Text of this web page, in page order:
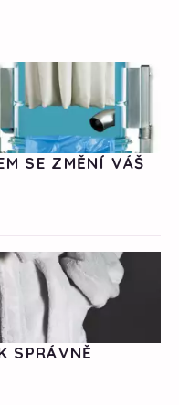
SE ZMĚNÍ VÁŠ
SPRÁVNĚ